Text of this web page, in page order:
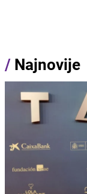
/ Najnovije